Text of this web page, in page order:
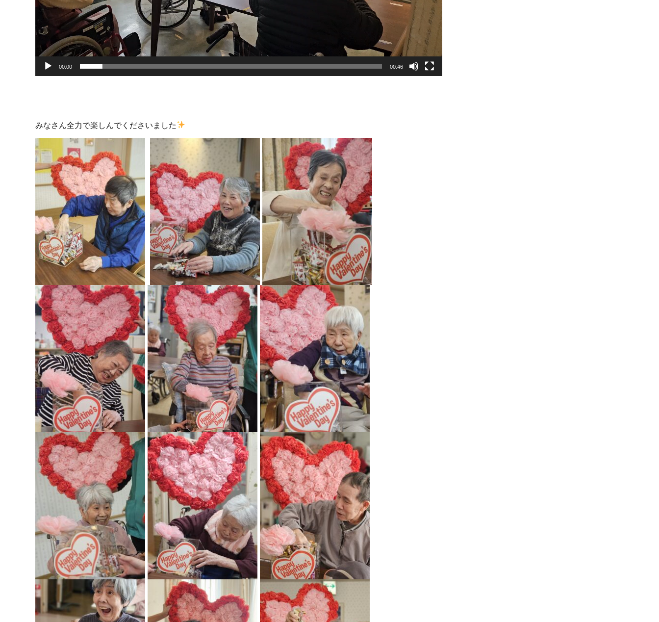
00:00 00:46
みなさん全力で楽しんでくださいました